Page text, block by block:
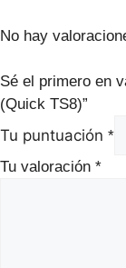
No hay
Sé el primero en
(Quick TS8)”
Tu puntuación *
Tu valoración *